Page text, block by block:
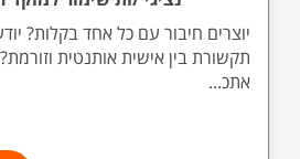
יוצרים חיבור עם כל אחד בקלות?
תקשורת בין אישית אותנטית
אתכ...